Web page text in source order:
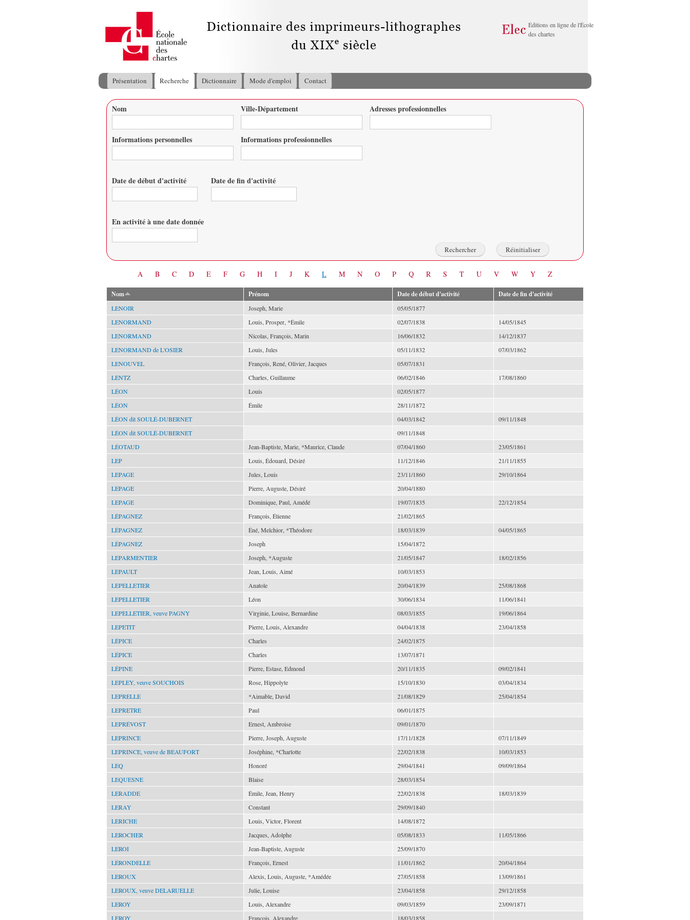
principal
Éditions en ligne de l'École
des chartes
Menu principal
Présentation Recherche Dictionnaire Mode d'emploi Contact
Vous êtes ici
Nom Ville-Département Adresses professionnelles
Informations personnelles Informations professionnelles
Date de début d'activité Date de fin d'activité
En activité à une date donnée
A B C D E F G H I J K L M N O P Q R S T U V W Y Z
Nom Prénom Date de début d'activité Date de fin d'activité
LENOIR Joseph, Marie
05/05/1877
LENORMAND
Louis, Prosper, *Émile 02/07/1838
14/05/1845
LENORMAND
Nicolas, François, Marin 16/06/1832
14/12/1837
LENORMAND de L'OSIER
Louis, Jules 05/11/1832
07/03/1862
LENOUVEL
François, René, Olivier, Jacques
05/07/1831
LENTZ
Charles, Guillaume 06/02/1846
17/08/1860
LÉON
Louis
02/05/1877
LÉON
Émile
28/11/1872
LÉON dit SOULÉ-DUBERNET
04/03/1842
09/11/1848
LÉON dit SOULÉ-DUBERNET
09/11/1848
LÉOTAUD
Jean-Baptiste, Marie, *Maurice, Claude 07/04/1860
23/05/1861
LEP
Louis, Édouard, Désiré 11/12/1846
21/11/1855
LEPAGE
Jules, Louis 23/11/1860
29/10/1864
LEPAGE
Pierre, Auguste, Désiré
20/04/1880
LEPAGE
Dominique, Paul, Amédé 19/07/1835
22/12/1854
LÉPAGNEZ
François, Étienne
21/02/1865
LÉPAGNEZ
Éné, Melchior, *Théodore 18/03/1839
04/05/1865
LÉPAGNEZ
Joseph
15/04/1872
LEPARMENTIER
Joseph, *Auguste 21/05/1847
18/02/1856
LEPAULT
Jean, Louis, Aimé
10/03/1853
LEPELLETIER
Anatole 20/04/1839
25/08/1868
LEPELLETIER
Léon 30/06/1834
11/06/1841
LEPELLETIER, veuve PAGNY
Virginie, Louise, Bernardine 08/03/1855
19/06/1864
LEPETIT
Pierre, Louis, Alexandre 04/04/1838
23/04/1858
LÉPICE
Charles
24/02/1875
LÉPICE
Charles
13/07/1871
LÉPINE
Pierre, Estase, Edmond 20/11/1835
09/02/1841
LEPLEY, veuve SOUCHOIS
Rose, Hippolyte 15/10/1830
03/04/1834
LEPRELLE
*Aimable, David 21/08/1829
25/04/1854
LEPRETRE
Paul
06/01/1875
LEPRÉVOST
Ernest, Ambroise
09/01/1870
LEPRINCE
Pierre, Joseph, Auguste 17/11/1828
07/11/1849
LEPRINCE, veuve de BEAUFORT
Joséphine, *Charlotte 22/02/1838
10/03/1853
LEQ
Honoré 29/04/1841
09/09/1864
LEQUESNE
Blaise
28/03/1854
LERADDE
Émile, Jean, Henry 22/02/1838
18/03/1839
LERAY
Constant
29/09/1840
LERICHE
Louis, Victor, Florent
14/08/1872
LEROCHER
Jacques, Adolphe 05/08/1833
11/05/1866
LEROI
Jean-Baptiste, Auguste
25/09/1870
LÉRONDELLE
François, Ernest 11/01/1862
20/04/1864
LEROUX
Alexis, Louis, Auguste, *Amédée 27/05/1858
13/09/1861
LEROUX, veuve DELARUELLE
Julie, Louise 23/04/1858
29/12/1858
LEROY
Louis, Alexandre 09/03/1859
23/09/1871
LEROY
François, Alexandre 18/03/1858